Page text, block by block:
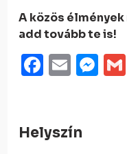
A közös
add tovább te is!
Email
Helyszín